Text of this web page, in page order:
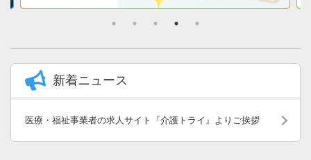
新着ニュース
医療・福祉事業者の求人サイト『介護トライ』よりご挨拶